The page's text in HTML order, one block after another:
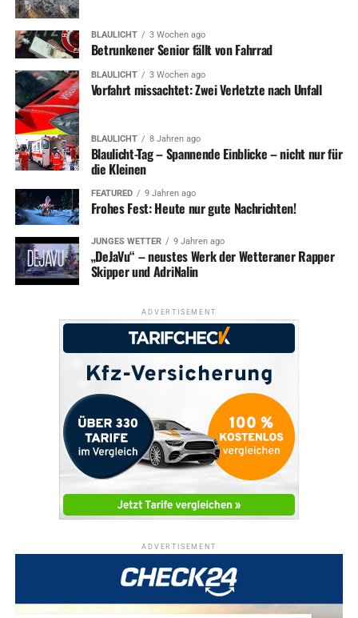
BLAULICHT 3 Wochen ago
Betrunkener Senior fällt von Fahrrad
BLAULICHT 3 Wochen ago
Vorfahrt missachtet: Zwei Verletzte nach Unfall
BLAULICHT 8 Jahren ago
Blaulicht-Tag – Spannende Einblicke – nicht nur für
die Kleinen
FEATURED 9 Jahren ago
Frohes Fest: Heute nur gute Nachrichten!
JUNGES WETTER 9 Jahren ago
„DeJaVu“ – neustes Werk der Wetteraner Rapper
Skipper und AdriNalin
ADVERTISEMENT
ADVERTISEMENT